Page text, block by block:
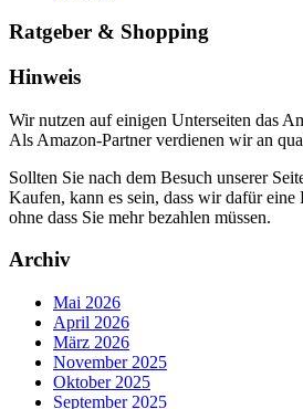
Ratgeber & Shopping
Hinweis
Wir nutzen auf einigen Unterseiten das
Als Amazon-Partner verdienen wir an
Sollten Sie nach dem Besuch unserer
Kaufen, kann es sein, dass wir dafür eine
ohne dass Sie mehr bezahlen müssen.
Archiv
Mai 2026
April 2026
März 2026
November 2025
Oktober 2025
September 2025